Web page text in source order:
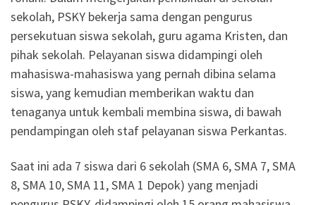
sekolah, PSKY bekerja sama dengan pengurus
persekutuan siswa sekolah, guru agama Kristen, dan
pihak sekolah. Pelayanan siswa didampingi oleh
mahasiswa-mahasiswa yang pernah dibina selama
siswa, yang kemudian memberikan waktu dan
tenaganya untuk kembali membina siswa, di bawah
pendampingan oleh staf pelayanan siswa Perkantas.
Saat ini ada 7 siswa dari 6 sekolah (SMA 6, SMA 7, SMA
8, SMA 10, SMA 11, SMA 1 Depok) yang menjadi